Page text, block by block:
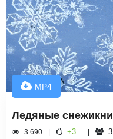
MP4
Ледяные снежикни
3 690 +3
3